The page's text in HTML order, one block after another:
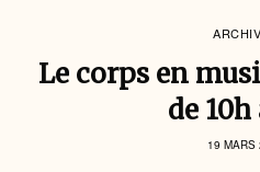
Le corps en
de 10h
19 MARS